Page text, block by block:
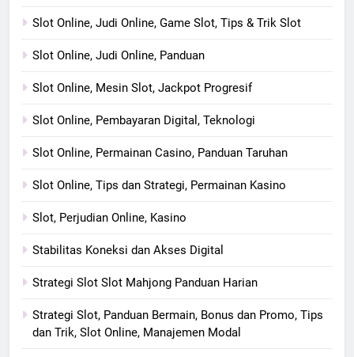
Slot Online, Judi Online, Game Slot, Tips & Trik Slot
Slot Online, Judi Online, Panduan
Slot Online, Mesin Slot, Jackpot Progresif
Slot Online, Pembayaran Digital, Teknologi
Slot Online, Permainan Casino, Panduan Taruhan
Slot Online, Tips dan Strategi, Permainan Kasino
Slot, Perjudian Online, Kasino
Stabilitas Koneksi dan Akses Digital
Strategi Slot Slot Mahjong Panduan Harian
Strategi Slot, Panduan Bermain, Bonus dan Promo, Tips
dan Trik, Slot Online, Manajemen Modal